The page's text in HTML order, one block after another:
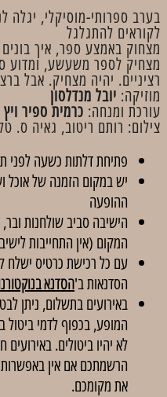
בערב ספרותי-מוסיקלי, יגלה
לקוראים להתגלגל
מצחוק באמצע ספר, איך
מצחיק לספר משעשע, ומדוע
רציניים. יהיה מצחיק. אבל
מוזיקה: יובל מנדלסון
עורכת ומנחה: כרמית ספיר ויץ
צילום: רותם ריטוב, גאיה ס.
פתיחת דלתות כשעה לפני
יש במקום הזמנה של אוכל
ההופעה
הישיבה סביב שולחנות
המקום (אין התחייבות
הסדנאות ב'הסדנא
לא יהיו ביטולים.
הרשמתכם אם אין
את מקומכם.